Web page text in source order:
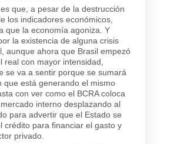
que, a pesar de la destrucción
los indicadores económicos,
que la economía agoniza. Y
la existencia de alguna crisis
aunque ahora que Brasil empezó
real con mayor intensidad,
se va a sentir porque se sumará
que está generando el mismo
con ver como el BCRA coloca
interno desplazando al
para advertir que el Estado se
crédito para financiar el gasto y
privado.